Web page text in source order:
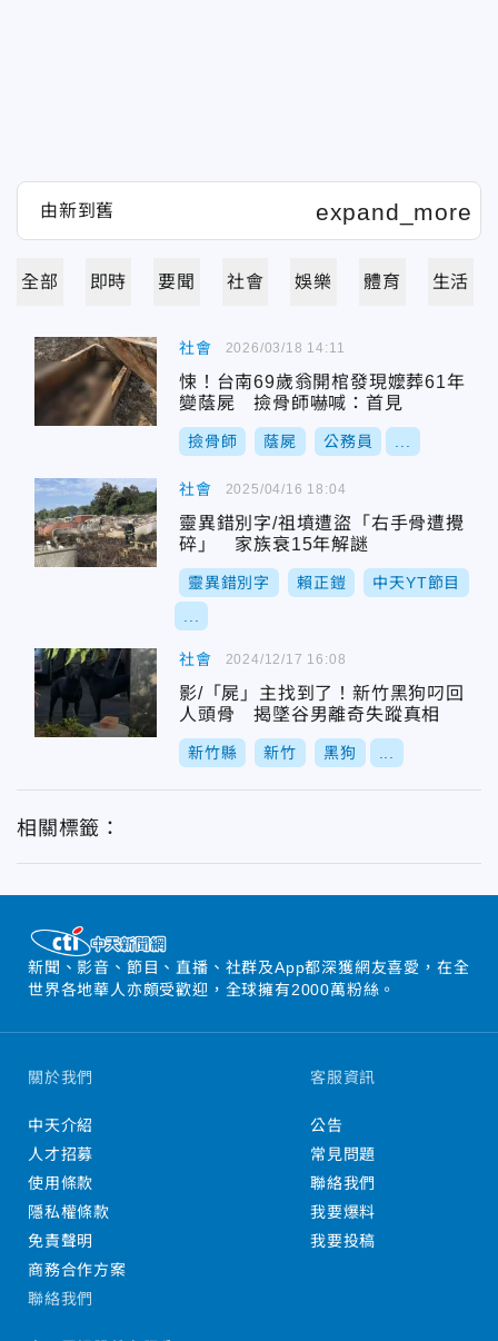
全部 即時 要聞 社會 娛樂 體育 生活
社會
悚！台南69歲翁開棺發現嬤葬61年
變蔭屍 撿骨師嚇喊：首見
撿骨師 蔭屍 公務員
2026/03/18 14:11
社會
靈異錯別字/祖墳遭盜「右手骨遭攪
碎」 家族衰15年解謎
靈異錯別字 賴正鎧 中天YT節目
2025/04/16 18:04
社會
影/「屍」主找到了！新竹黑狗叼回
人頭骨 揭墜谷男離奇失蹤真相
新竹縣 新竹 黑狗
2024/12/17 16:08
相關標籤：
新聞、影音、節目、直播、社群及App都深獲網友喜愛，在全
世界各地華人亦頗受歡迎，全球擁有2000萬粉絲。
關於我們
中天介紹
人才招募
使用條款
隱私權條款
免責聲明
商務合作方案
客服資訊
公告
常見問題
聯絡我們
我要爆料
我要投稿
聯絡我們